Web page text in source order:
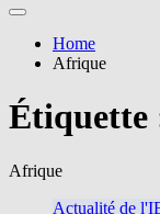
Home
Afrique
Étiquette
Afrique
Actualité de